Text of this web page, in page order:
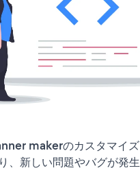
makerのカスタマイ
、新しい問題やバグが発